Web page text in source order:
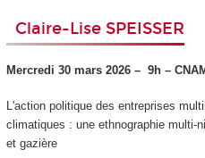
Claire-Lise SPEISSER
Mercredi 30 mars 2026 –9h –
L'action politique des entreprises
climatiques : une ethnographie multi-
et gazière